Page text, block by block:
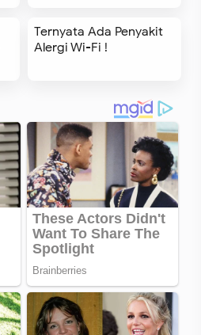
Ternyata Ada Penyakit
Alergi Wi-Fi !